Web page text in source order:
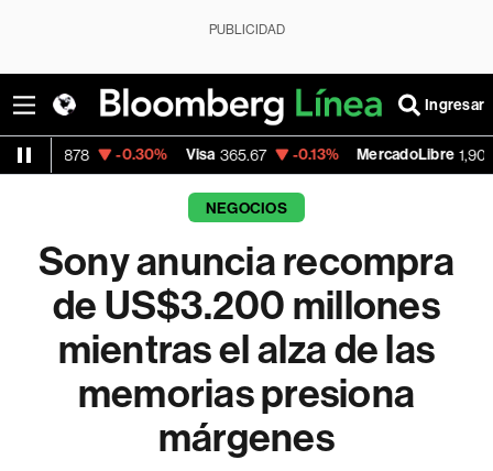
PUBLICIDAD
Ingresar
-0.30% Visa 365.67 -0.13% MercadoLibre 1,900.47
NEGOCIOS
Sony anuncia recompra
de US$3.200 millones
mientras el alza de las
memorias presiona
márgenes